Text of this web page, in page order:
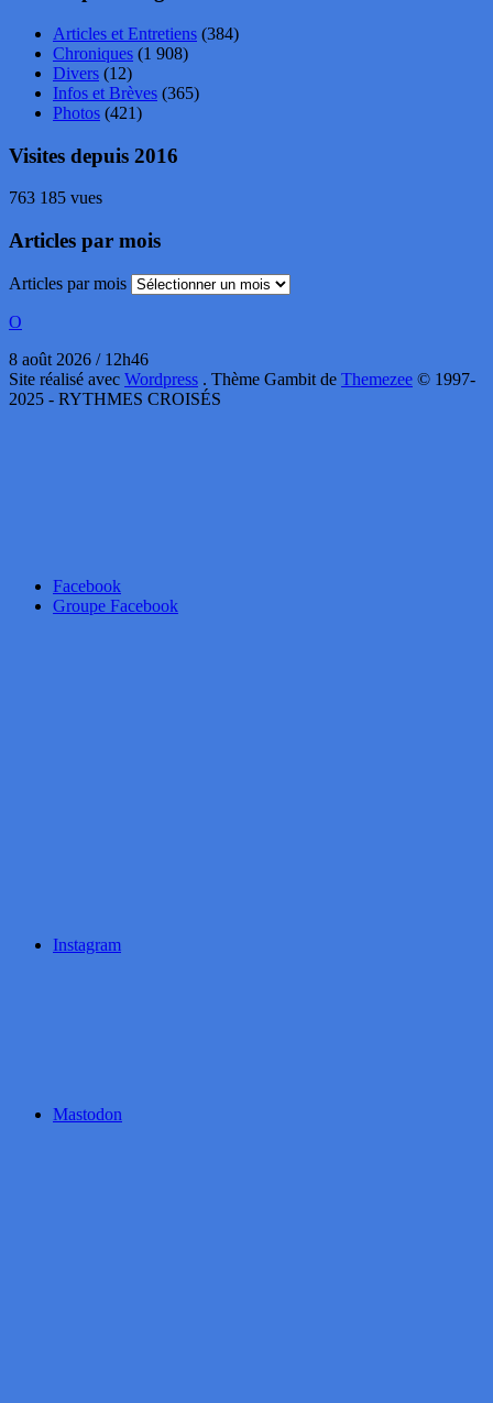
Articles et Entretiens (384)
Chroniques (1 908)
Divers (12)
Infos et Brèves (365)
Photos (421)
Visites depuis 2016
763 185 vues
Articles par mois
Articles par mois
O
8 août 2026 / 12h46
Site réalisé avec Wordpress . Thème Gambit de Themezee © 1997-
2025 - RYTHMES CROISÉS
Facebook
Groupe Facebook
Instagram
Mastodon